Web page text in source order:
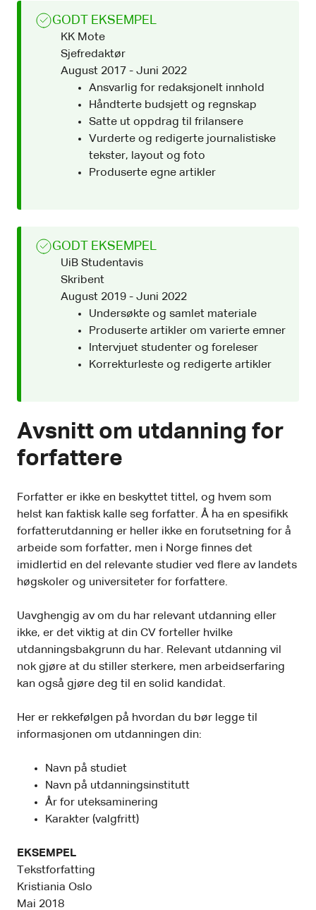
GODT EKSEMPEL
KK Mote
Sjefredaktør
August 2017 - Juni 2022
Ansvarlig for redaksjonelt innhold
Håndterte budsjett og regnskap
Satte ut oppdrag til frilansere
Vurderte og redigerte journalistiske
tekster, layout og foto
Produserte egne artikler
GODT EKSEMPEL
UiB Studentavis
Skribent
August 2019 - Juni 2022
Undersøkte og samlet materiale
Produserte artikler om varierte emner
Intervjuet studenter og foreleser
Korrekturleste og redigerte artikler
Avsnitt om utdanning for
forfattere
Forfatter er ikke en beskyttet tittel, og hvem som
helst kan faktisk kalle seg forfatter. Å ha en spesifikk
forfatterutdanning er heller ikke en forutsetning for å
arbeide som forfatter, men i Norge finnes det
imidlertid en del relevante studier ved flere av landets
høgskoler og universiteter for forfattere.
Uavghengig av om du har relevant utdanning eller
ikke, er det viktig at din CV forteller hvilke
utdanningsbakgrunn du har. Relevant utdanning vil
nok gjøre at du stiller sterkere, men arbeidserfaring
kan også gjøre deg til en solid kandidat.
Her er rekkefølgen på hvordan du bør legge til
informasjonen om utdanningen din:
Navn på studiet
Navn på utdanningsinstitutt
År for uteksaminering
Karakter (valgfritt)
EKSEMPEL
Tekstforfatting
Kristiania Oslo
Mai 2018